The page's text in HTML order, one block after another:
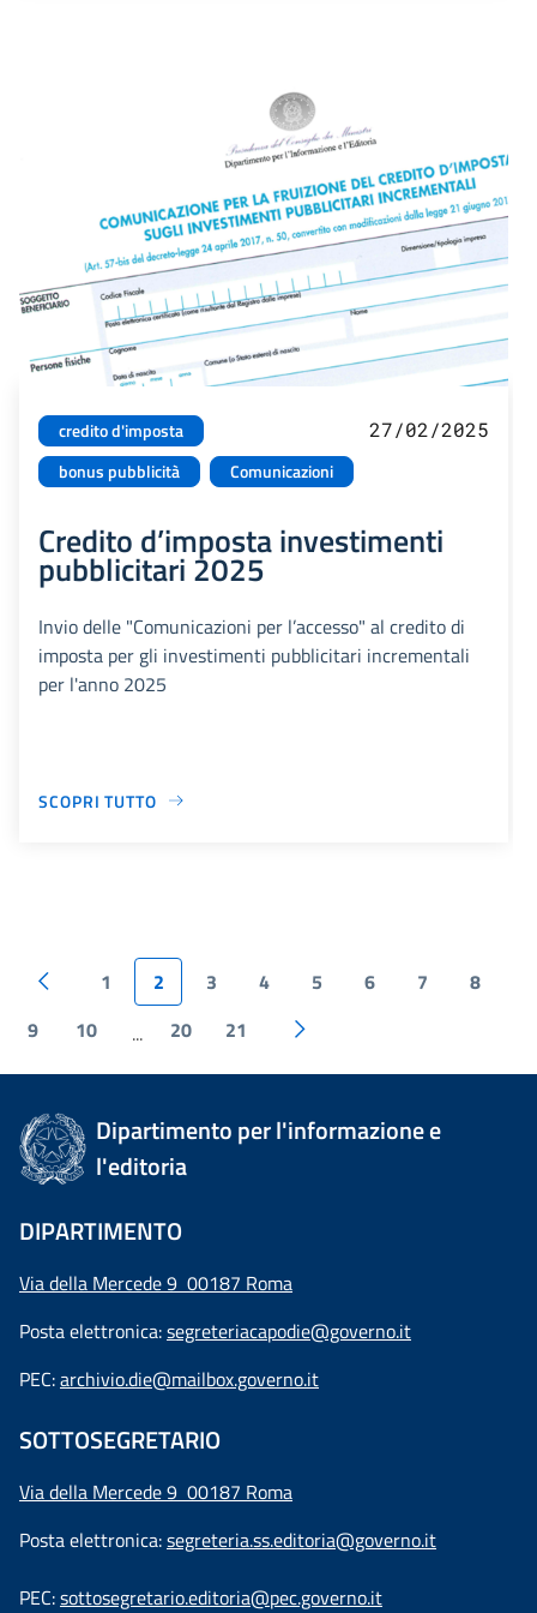
credito d'imposta
bonus pubblicità
Comunicazioni
27/02/2025
Credito d’imposta investimenti
pubblicitari 2025
Invio delle "Comunicazioni per l’accesso" al credito di
imposta per gli investimenti pubblicitari incrementali
per l'anno 2025
SCOPRI TUTTO
1 2 3 4 5 6 7
8
9
10 ... 20 21
Dipartimento per l'informazione e
l'editoria
DIPARTIMENTO
Via della Mercede 9 00187 Roma
Posta elettronica:segreteriacapodie@governo.it
PEC:archivio.die@mailbox.governo.it
SOTTOSEGRETARIO
Via della Mercede 9 00187 Roma
Posta elettronica:segreteria.ss.editoria@governo.it
PEC:sottosegretario.editoria@pec.governo.it